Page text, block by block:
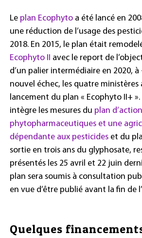
Le plan Ecophyto a été lancé en
une réduction de l’usage des
2018. En 2015, le plan était
Ecophyto II avec le report de
d’un palier intermédiaire en 2020, à
nouvel échec, les quatre
lancement du plan « Ecophyto II+
intègre les mesures du plan
phytopharmaceutiques et une
dépendante aux pesticides et du
sortie en trois ans du glyphosate,
présentés les 25 avril et 22 juin
plan sera soumis à consultation
en vue d’être publié avant la fin de
Quelques